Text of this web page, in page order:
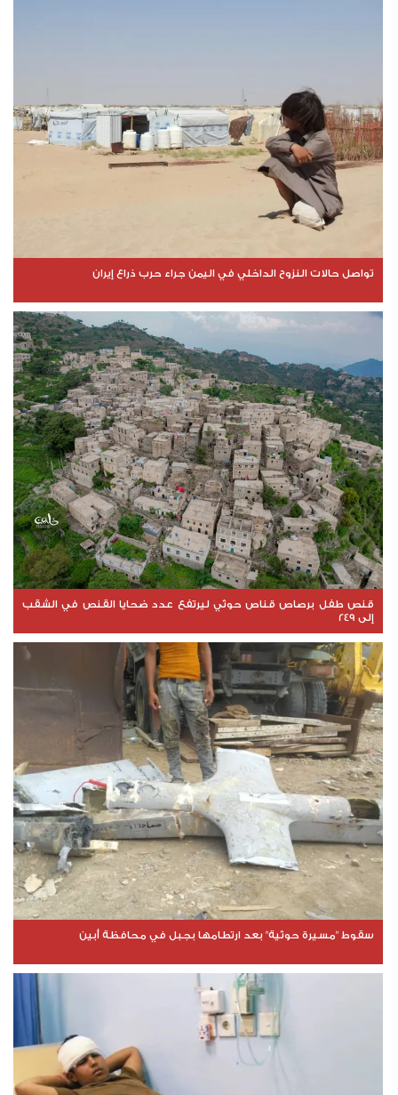
تواصل حالات النزوح الداخلي في اليمن جراء حرب ذراع إيران
قنص طفل برصاص قناص حوثي ليرتفع عدد ضحايا القنص في الشقب
إلى 249
سقوط "مسيرة حوثية" بعد ارتطامها بجبل في محافظة أبين